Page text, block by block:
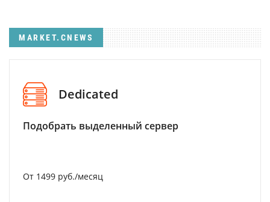
MARKET.CNEWS
Dedicated
Подобрать выделенный сервер
От 1499 руб./месяц